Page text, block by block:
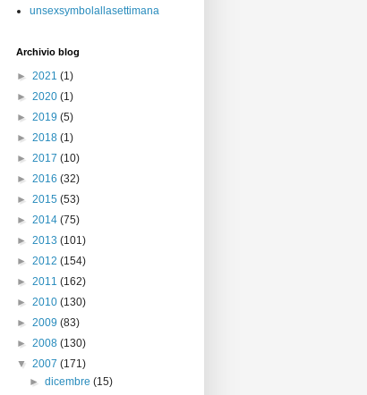
unsexsymbolallasettimana
Archivio blog
► 2021 (1)
► 2020 (1)
► 2019 (5)
► 2018 (1)
► 2017 (10)
► 2016 (32)
► 2015 (53)
► 2014 (75)
► 2013 (101)
► 2012 (154)
► 2011 (162)
► 2010 (130)
► 2009 (83)
► 2008 (130)
▼ 2007 (171)
►dicembre(15)